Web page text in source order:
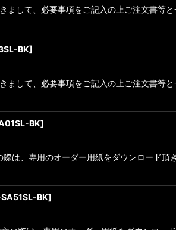
して、必要事項をご記入の上ご注文書等
BK]
して、必要事項をご記入の上ご注文書等
BK]
は、専用のオーダー用紙をダウンロード頂
BK]